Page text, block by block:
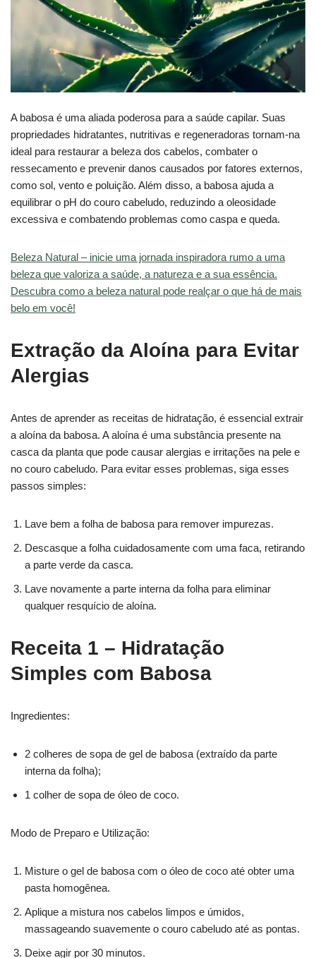
A babosa é uma aliada poderosa para a saúde capilar. Suas
propriedades hidratantes, nutritivas e regeneradoras tornam-na
ideal para restaurar a beleza dos cabelos, combater o
ressecamento e prevenir danos causados por fatores externos,
como sol, vento e poluição. Além disso, a babosa ajuda a
equilibrar o pH do couro cabeludo, reduzindo a oleosidade
excessiva e combatendo problemas como caspa e queda.
Beleza Natural – inicie uma jornada inspiradora rumo a uma
beleza que valoriza a saúde, a natureza e a sua essência.
Descubra como a beleza natural pode realçar o que há de mais
belo em você!
Extração da Aloína para Evitar
Alergias
Antes de aprender as receitas de hidratação, é essencial extrair
a aloína da babosa. A aloína é uma substância presente na
casca da planta que pode causar alergias e irritações na pele e
no couro cabeludo. Para evitar esses problemas, siga esses
passos simples:
Lave bem a folha de babosa para remover impurezas.
Descasque a folha cuidadosamente com uma faca, retirando
a parte verde da casca.
Lave novamente a parte interna da folha para eliminar
qualquer resquício de aloína.
Receita 1 – Hidratação
Simples com Babosa
Ingredientes:
2 colheres de sopa de gel de babosa (extraído da parte
interna da folha);
1 colher de sopa de óleo de coco.
Modo de Preparo e Utilização:
Misture o gel de babosa com o óleo de coco até obter uma
pasta homogênea.
Aplique a mistura nos cabelos limpos e úmidos,
massageando suavemente o couro cabeludo até as pontas.
Deixe agir por 30 minutos.